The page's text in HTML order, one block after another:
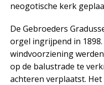
neogotische kerk
De Gebroeders
orgel ingrijpend in
windvoorziening
op de balustrade te
achteren verplaatst.